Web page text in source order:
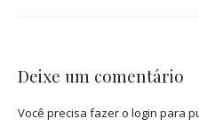
Deixe um comentário
Você precisa fazer o login para